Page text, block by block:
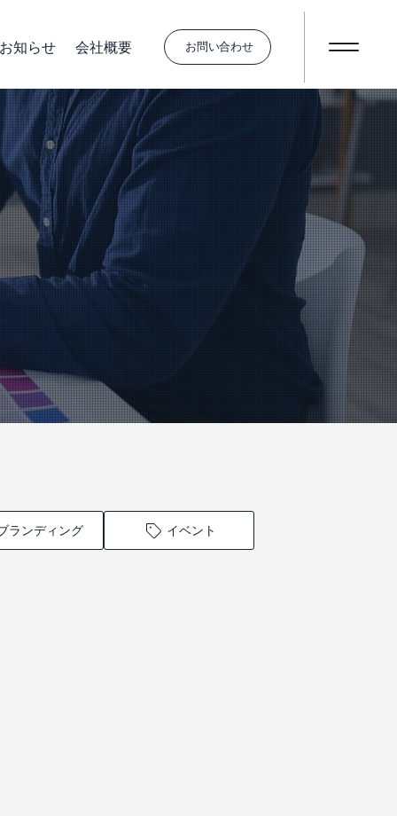
お知らせ 会社概要 お問い合わせ
ランディング イベント